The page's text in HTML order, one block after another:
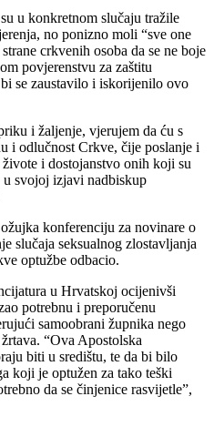
u konkretnom slučaju tražile
no ponizno moli “sve one
crkvenih osoba da se ne boje
povjerenstvu za zaštitu
se zaustavilo i iskorijenilo ovo
i žaljenje, vjerujem da ću s
i odlučnost Crkve, čije poslanje i
i dostojanstvo onih koji su
svojoj izjavi nadbiskup
konferenciju za novinare o
slučaja seksualnog zlostavljanja
optužbe odbacio.
u Hrvatskoj ocijenivši
potrebnu i preporučenu
samoobrani župnika nego
“Ova Apostolska
biti u središtu, te da bi bilo
koji je optužen za tako teški
da se činjenice rasvijetle”,